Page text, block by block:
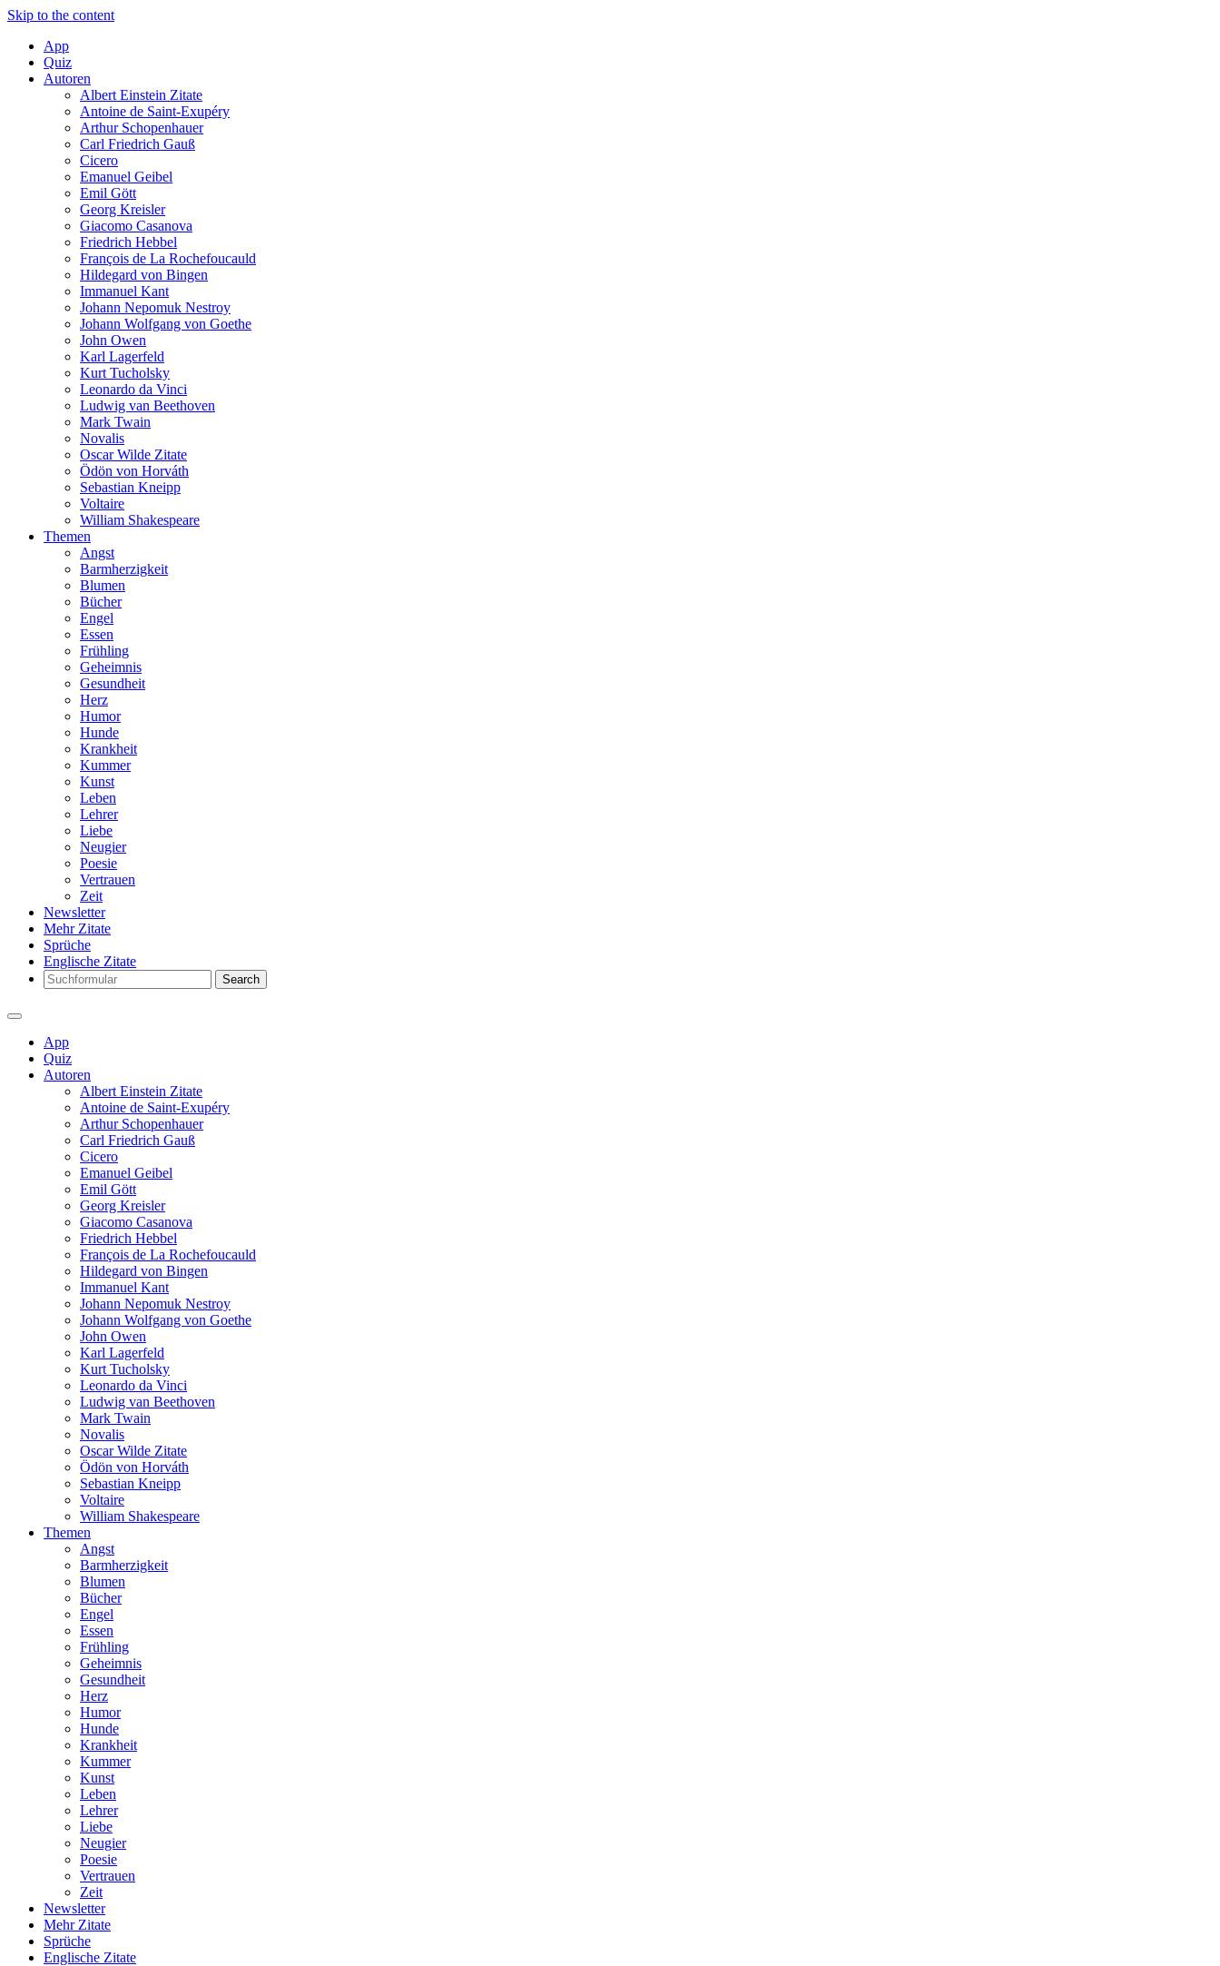
Skip to the content
App
Quiz
Autoren
Albert Einstein Zitate
Antoine de Saint-Exupéry
Arthur Schopenhauer
Carl Friedrich Gauß
Cicero
Emanuel Geibel
Emil Gött
Georg Kreisler
Giacomo Casanova
Friedrich Hebbel
François de La Rochefoucauld
Hildegard von Bingen
Immanuel Kant
Johann Nepomuk Nestroy
Johann Wolfgang von Goethe
John Owen
Karl Lagerfeld
Kurt Tucholsky
Leonardo da Vinci
Ludwig van Beethoven
Mark Twain
Novalis
Oscar Wilde Zitate
Ödön von Horváth
Sebastian Kneipp
Voltaire
William Shakespeare
Themen
Angst
Barmherzigkeit
Blumen
Bücher
Engel
Essen
Frühling
Geheimnis
Gesundheit
Herz
Humor
Hunde
Krankheit
Kummer
Kunst
Leben
Lehrer
Liebe
Neugier
Poesie
Vertrauen
Zeit
Newsletter
Mehr Zitate
Sprüche
Englische Zitate
Search
App
Quiz
Autoren
Albert Einstein Zitate
Antoine de Saint-Exupéry
Arthur Schopenhauer
Carl Friedrich Gauß
Cicero
Emanuel Geibel
Emil Gött
Georg Kreisler
Giacomo Casanova
Friedrich Hebbel
François de La Rochefoucauld
Hildegard von Bingen
Immanuel Kant
Johann Nepomuk Nestroy
Johann Wolfgang von Goethe
John Owen
Karl Lagerfeld
Kurt Tucholsky
Leonardo da Vinci
Ludwig van Beethoven
Mark Twain
Novalis
Oscar Wilde Zitate
Ödön von Horváth
Sebastian Kneipp
Voltaire
William Shakespeare
Themen
Angst
Barmherzigkeit
Blumen
Bücher
Engel
Essen
Frühling
Geheimnis
Gesundheit
Herz
Humor
Hunde
Krankheit
Kummer
Kunst
Leben
Lehrer
Liebe
Neugier
Poesie
Vertrauen
Zeit
Newsletter
Mehr Zitate
Sprüche
Englische Zitate